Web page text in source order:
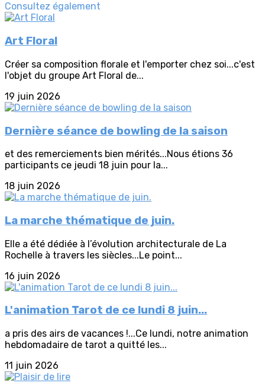
Consultez également
Art Floral
Créer sa composition florale et l'emporter chez soi...c'est
l'objet du groupe Art Floral de...
19 juin 2026
Dernière séance de bowling de la saison
et des remerciements bien mérités...Nous étions 36
participants ce jeudi 18 juin pour la...
18 juin 2026
La marche thématique de juin.
Elle a été dédiée à l’évolution architecturale de La
Rochelle à travers les siècles...Le point...
16 juin 2026
L'animation Tarot de ce lundi 8 juin...
a pris des airs de vacances !...Ce lundi, notre animation
hebdomadaire de tarot a quitté les...
11 juin 2026